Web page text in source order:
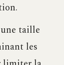
taille
les